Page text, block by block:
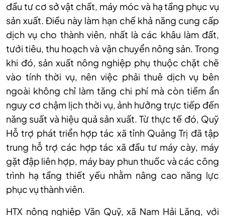
đầu tư cơ sở vật chất, máy móc và hạ tầng phục vụ
sản xuất. Điều này làm hạn chế khả năng cung cấp
dịch vụ cho thành viên, nhất là các khâu làm đất,
tưới tiêu, thu hoạch và vận chuyển nông sản. Trong
khi đó, sản xuất nông nghiệp phụ thuộc chặt chẽ
vào tính thời vụ, nên việc phải thuê dịch vụ bên
ngoài không chỉ làm tăng chi phí mà còn tiềm ẩn
nguy cơ chậm lịch thời vụ, ảnh hưởng trực tiếp đến
năng suất và hiệu quả sản xuất. Từ thực tế đó, Quỹ
Hỗ trợ phát triển hợp tác xã tỉnh Quảng Trị đã tập
trung hỗ trợ các hợp tác xã đầu tư máy cày, máy
gặt đập liên hợp, máy bay phun thuốc và các công
trình hạ tầng thiết yếu nhằm nâng cao năng lực
phục vụ thành viên.
HTX nông nghiệp Văn Quỹ, xã Nam Hải Lăng, với